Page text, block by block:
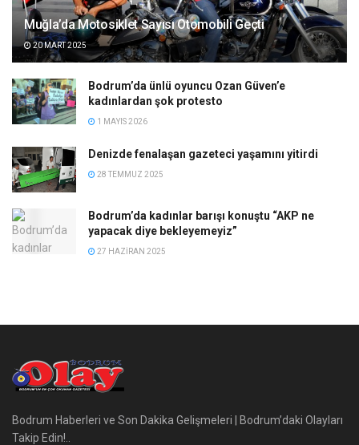
Muğla’da Motosiklet Sayısı Otomobili Geçti
20 MART 2025
Bodrum’da ünlü oyuncu Ozan Güven’e
kadınlardan şok protesto
1 MAYIS 2026
Denizde fenalaşan gazeteci yaşamını yitirdi
28 TEMMUZ 2025
Bodrum’da kadınlar barışı konuştu “AKP ne
yapacak diye bekleyemeyiz”
27 HAZIRAN 2025
Bodrum Haberleri ve Son Dakika Gelişmeleri | Bodrum’daki Olayları
Takip Edin!..